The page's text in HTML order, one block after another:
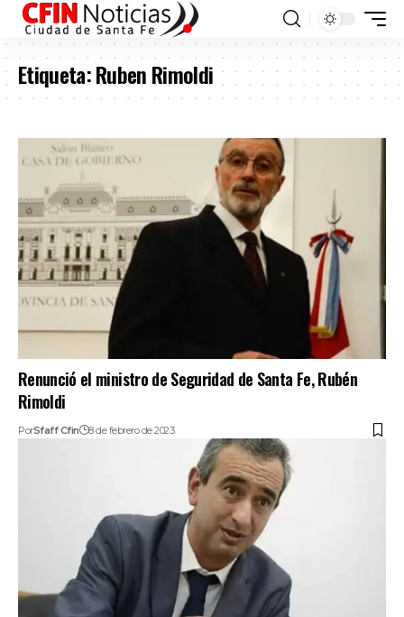
Etiqueta:Ruben Rimoldi
Renunció el ministro de Seguridad de Santa Fe, Rubén
Rimoldi
PorSfaff Cfin 8 de febrero de 2023